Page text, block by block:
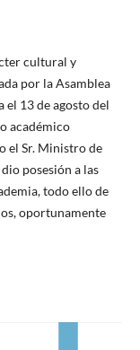
cultural y
por la Asamblea
el 13 de agosto del
académico
el Sr. Ministro de
posesión a las
todo ello de
oportunamente